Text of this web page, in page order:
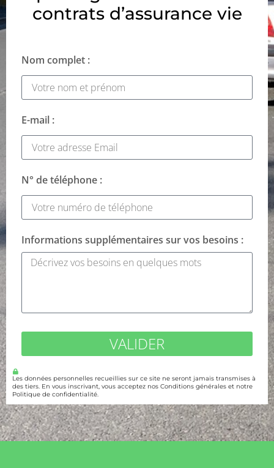
contrats d’assurance vie
Nom complet :
E-mail :
N° de téléphone :
Informations supplémentaires sur vos besoins :
VALIDER
Les données personnelles recueillies sur ce site ne seront jamais transmises à
des tiers. En vous inscrivant, vous acceptez nos Conditions générales et notre
Politique de confidentialité.